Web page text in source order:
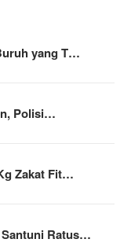
yang T…
Polisi…
Zakat Fit…
Santuni Ratus…